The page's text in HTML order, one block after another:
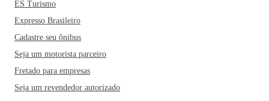
ES Turismo
Expresso Brasileiro
Cadastre seu ônibus
Seja um motorista parceiro
Fretado para empresas
Seja um revendedor autorizado